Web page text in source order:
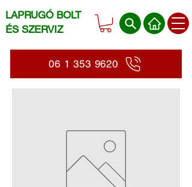
LAPRUGÓ BOLT
ÉS SZERVIZ
06 1 353 9620